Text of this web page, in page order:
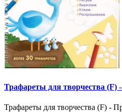
Трафареты для творчества (F)
Трафареты для творчества (F) -